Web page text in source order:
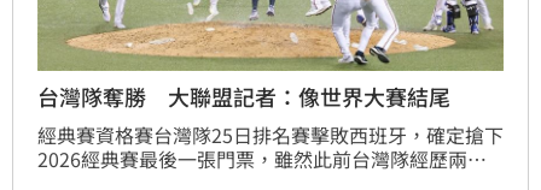
台灣隊奪勝 大聯盟記者：像世界大賽結尾
經典賽資格賽台灣隊25日排名賽擊敗西班牙，確定搶下
2026經典賽最後一張門票，雖然此前台灣隊經歷兩場